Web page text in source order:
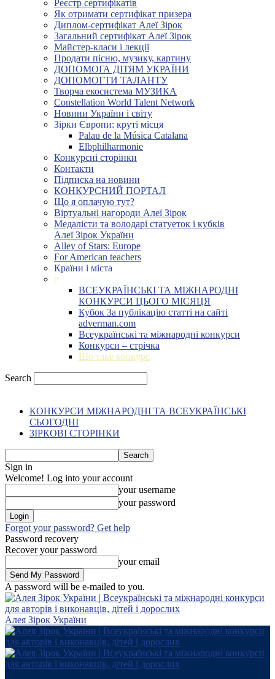
Реєстр сертифікатів
Як отримати сертифікат призера
Диплом-сертифікат Алеї Зірок
Загальний сертифікат Алеї Зірок
Майстер-класи і лекції
Продати пісню, музику, картину
ДОПОМОГА ДІТЯМ УКРАЇНИ
ДОПОМОГТИ ТАЛАНТУ
Творча екосистема МУЗИКА
Constellation World Talent Network
Новини України і світу
Зірки Європи: круті місця
Palau de la Música Catalana
Elbphilharmonie
Конкурсні сторінки
Контакти
Підписка на новини
КОНКУРСНИЙ ПОРТАЛ
Що я оплачую тут?
Віртуальні нагороди Алеї Зірок
Медалісти та володарі статуеток і кубків
Алеї Зірок України
Alley of Stars: Europe
For American teachers
Країни і міста
::
ВСЕУКРАЇНСЬКІ ТА МІЖНАРОДНІ
КОНКУРСИ ЦЬОГО МІСЯЦЯ
Кубок За публікацію статті на сайті
adverman.com
Всеукраїнські та міжнародні конкурси
Конкурси – стрічка
Що таке конкурс
Search
КОНКУРСИ МІЖНАРОДНІ ТА ВСЕУКРАЇНСЬКІ
СЬОГОДНІ
ЗІРКОВІ СТОРІНКИ
Sign in
Welcome! Log into your account
your username
your password
Forgot your password? Get help
Password recovery
Recover your password
your email
A password will be e-mailed to you.
Алея Зірок України